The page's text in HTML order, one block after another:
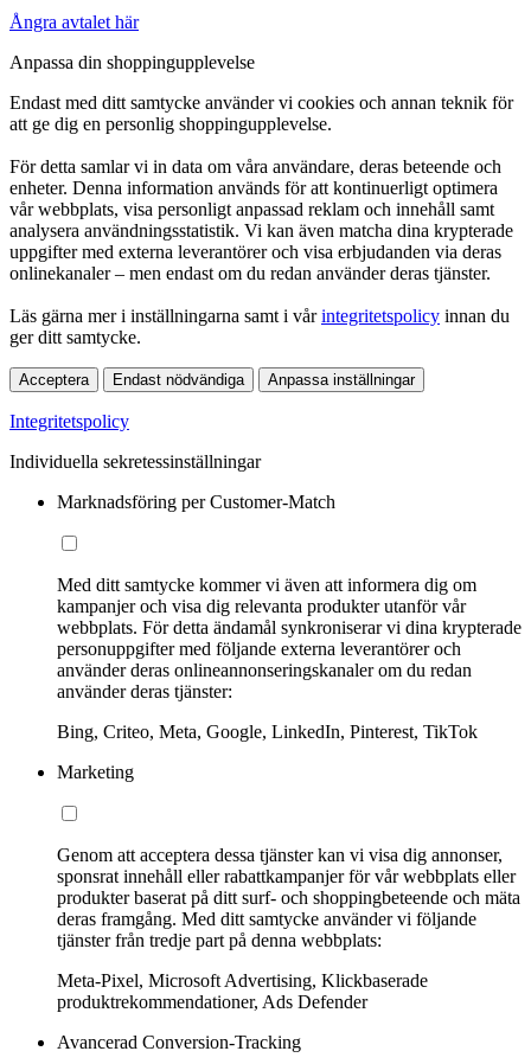
Ångra avtalet här
Anpassa din shoppingupplevelse
Endast med ditt samtycke använder vi cookies och annan teknik för
att ge dig en personlig shoppingupplevelse.
För detta samlar vi in data om våra användare, deras beteende och
enheter. Denna information används för att kontinuerligt optimera
vår webbplats, visa personligt anpassad reklam och innehåll samt
analysera användningsstatistik. Vi kan även matcha dina krypterade
uppgifter med externa leverantörer och visa erbjudanden via deras
onlinekanaler – men endast om du redan använder deras tjänster.
Läs gärna mer i inställningarna samt i vårintegritetspolicy innan du
ger ditt samtycke.
Acceptera Endast nödvändiga Anpassa inställningar
Integritetspolicy
Individuella sekretessinställningar
Marknadsföring per Customer-Match
Med ditt samtycke kommer vi även att informera dig om
kampanjer och visa dig relevanta produkter utanför vår
webbplats. För detta ändamål synkroniserar vi dina krypterade
personuppgifter med följande externa leverantörer och
använder deras onlineannonseringskanaler om du redan
använder deras tjänster:
Bing, Criteo, Meta, Google, LinkedIn, Pinterest, TikTok
Marketing
Genom att acceptera dessa tjänster kan vi visa dig annonser,
sponsrat innehåll eller rabattkampanjer för vår webbplats eller
produkter baserat på ditt surf- och shoppingbeteende och mäta
deras framgång. Med ditt samtycke använder vi följande
tjänster från tredje part på denna webbplats:
Meta-Pixel, Microsoft Advertising, Klickbaserade
produktrekommendationer, Ads Defender
Avancerad Conversion-Tracking